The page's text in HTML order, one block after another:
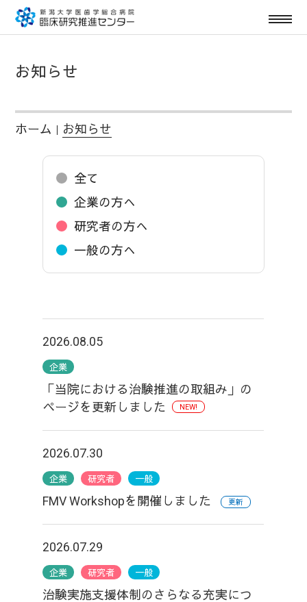
お知らせ
ホーム お知らせ
全て
企業の方へ
研究者の方へ
一般の方へ
2026.08.05
企業
「当院における治験推進の取組み」の
ページを更新しました
NEW!
2026.07.30
企業 研究者 一般
FMV Workshopを開催しました 更新
2026.07.29
企業 研究者 一般
治験実施支援体制のさらなる充実につ